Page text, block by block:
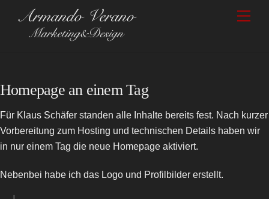
content
Homepage an einem Tag
Für Klaus Schäfer standen alle Inhalte bereits fest. Nach kurzer
Vorbereitung zum Hosting und technischen Details haben wir
in nur einem Tag die neue Homepage aktiviert.
Nebenbei habe ich das Logo und Profilbilder erstellt.